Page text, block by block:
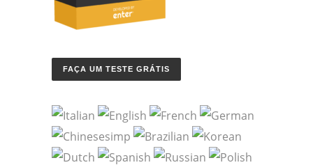
FAÇA UM TESTE GRÁTIS